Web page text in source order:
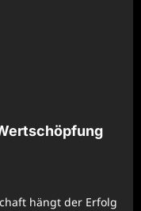
hängt der Erfolg